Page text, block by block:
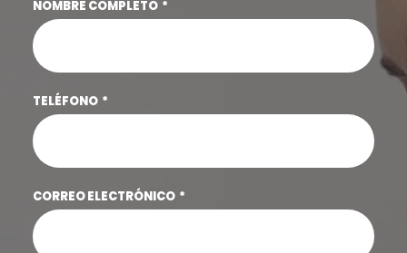
NOMBRE COMPLETO
TELÉFONO
CORREO ELECTRÓNICO